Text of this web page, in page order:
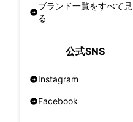
ブランド一覧をすべて見
る
公式SNS
Instagram
Facebook